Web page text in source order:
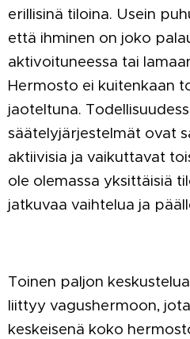
erillisinä tiloina. Usein
että ihminen on joko
aktivoituneessa tai
Hermosto ei kuitenkaan
jaoteltuna.
säätelyjärjestelmät ovat
aktiivisia ja vaikuttavat
ole olemassa yksittäisiä
jatkuvaa vaihtelua ja
Toinen paljon
liittyy vagushermoon,
keskeisenä koko